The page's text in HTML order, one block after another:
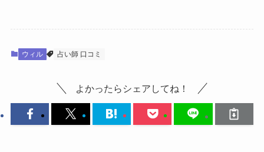
ウィル 占い師 口コミ
よかったらシェアしてね！